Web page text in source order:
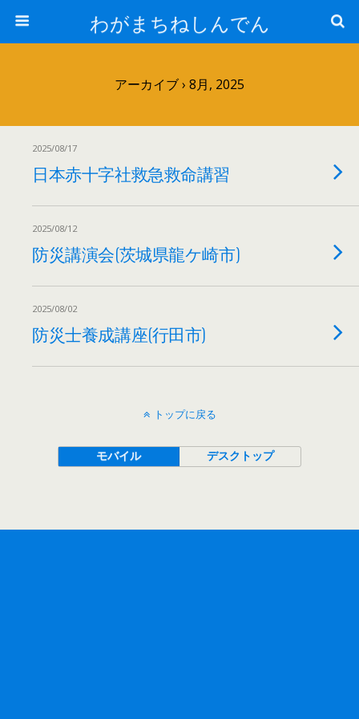
わがまちねしんでん
アーカイブ › 8月, 2025
2025/08/17
日本赤十字社救急救命講習
2025/08/12
防災講演会(茨城県龍ケ崎市)
2025/08/02
防災士養成講座(行田市)
トップに戻る
モバイル デスクトップ